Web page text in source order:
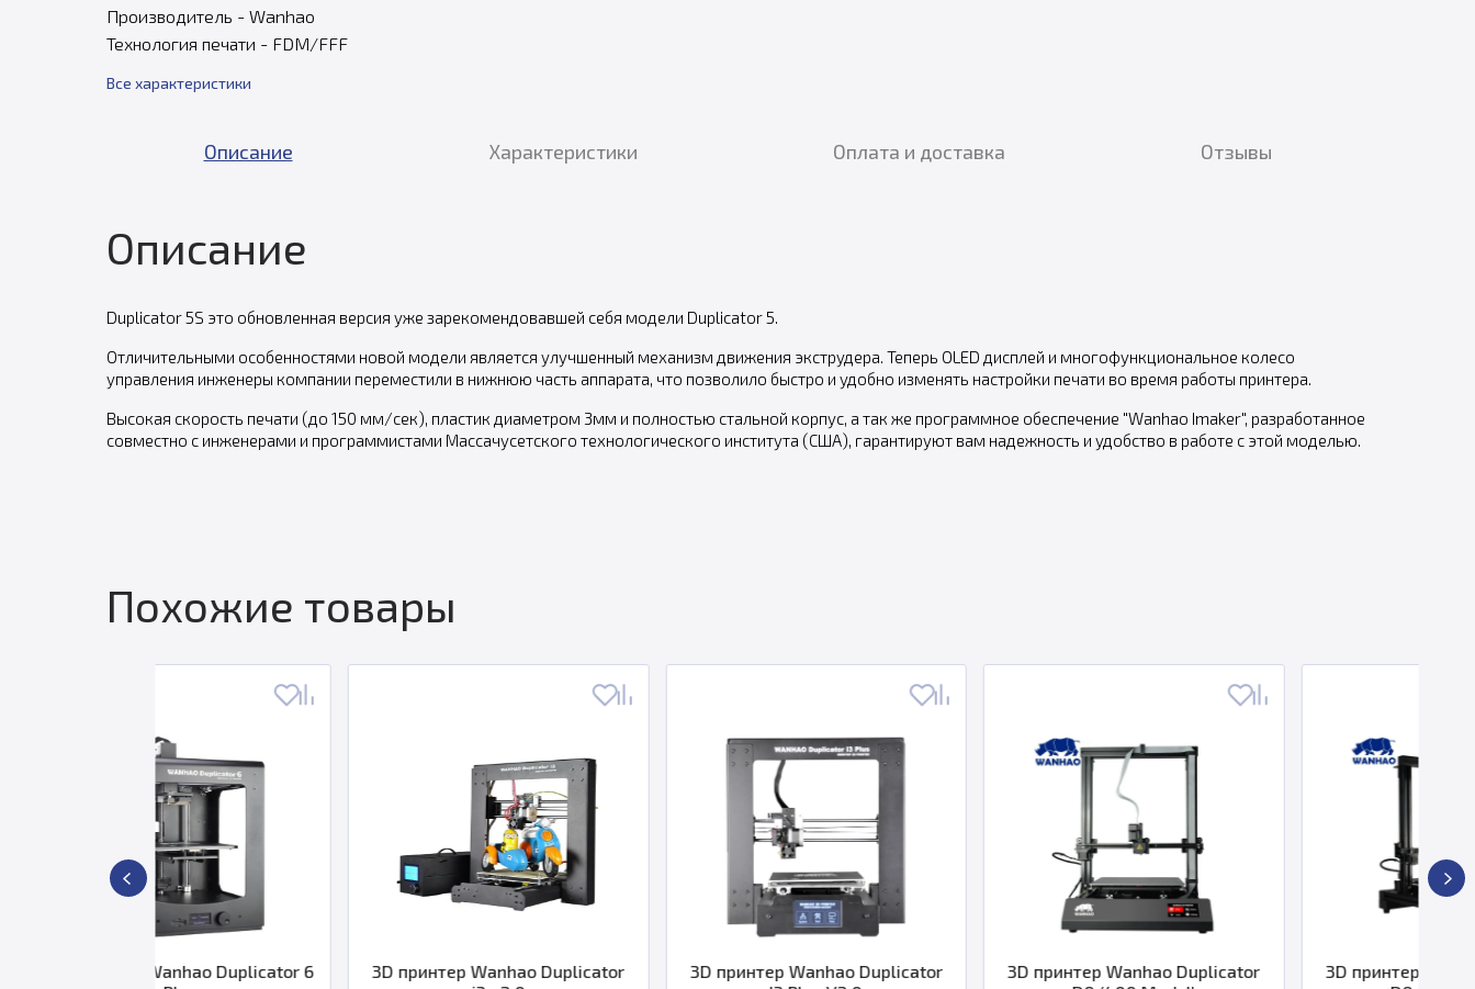
Производитель - Wanhao
Технология печати - FDM/FFF
Все характеристики
Описание Характеристики Оплата и доставка Отзывы
Описание
Duplicator 5S это обновленная версия уже зарекомендовавшей себя модели Duplicator 5.
Отличительными особенностями новой модели является улучшенный механизм движения экструдера. Теперь OLED дисплей и многофункциональное колесо
управления инженеры компании переместили в нижнюю часть аппарата, что позволило быстро и удобно изменять настройки печати во время работы принтера.
Высокая скорость печати (до 150 мм/сек), пластик диаметром 3мм и полностью стальной корпус, а так же программное обеспечение "Wanhao Imaker", разработанное
совместно с инженерами и программистами Массачусетского технологического института (США), гарантируют вам надежность и удобство в работе с этой моделью.
Похожие товары
Duplicator 6
3D принтер Wanhao Duplicator
3D принтер Wanhao Duplicator
3D принтер Wanhao Duplicator
3D принтер Wanhao Duplicator